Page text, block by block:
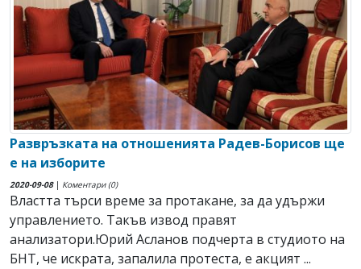
Развръзката на отношенията Радев-Борисов ще
е на изборите
2020-09-08| Коментари (0)
Властта търси време за протакане, за да удържи
управлението. Такъв извод правят
анализатори.Юрий Асланов подчерта в студиото на
БНТ, че искрата, запалила протеста, е акцият ...